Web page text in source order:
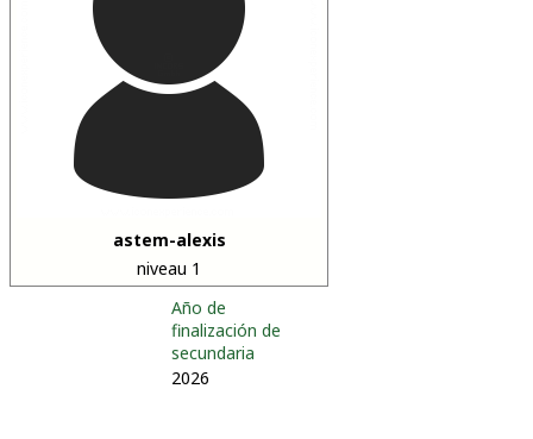
astem-alexis
niveau 1
Año de
finalización de
secundaria
2026